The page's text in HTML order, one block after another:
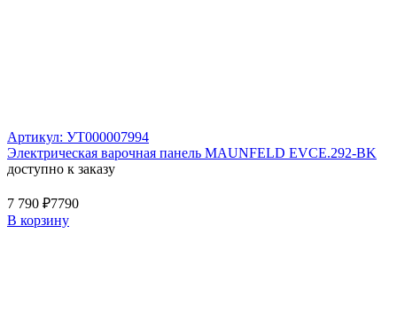
Артикул: УТ000007994
Электрическая варочная панель MAUNFELD EVCE.292-BK
доступно к заказу
7 790 ₽7790
В корзину